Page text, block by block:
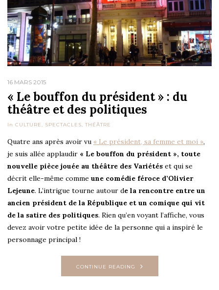
16 MARS 2015
« Le bouffon du président » : du
théâtre et des politiques
In CULTURE, SPECTACLES, THÉÂTRE
Quatre ans après avoir vu « Le président, sa femme et moi »,
je suis allée applaudir « Le bouffon du président », toute
nouvelle pièce jouée au théâtre des Variétés et qui se
décrit elle-même comme une comédie féroce d’Olivier
Lejeune. L’intrigue tourne autour de la rencontre entre un
ancien président de la République et un comique qui vit
de la satire des politiques. Rien qu’en voyant l’affiche, vous
devez avoir votre petite idée de la personne qui a inspiré le
personnage principal !
CONTINUE READING